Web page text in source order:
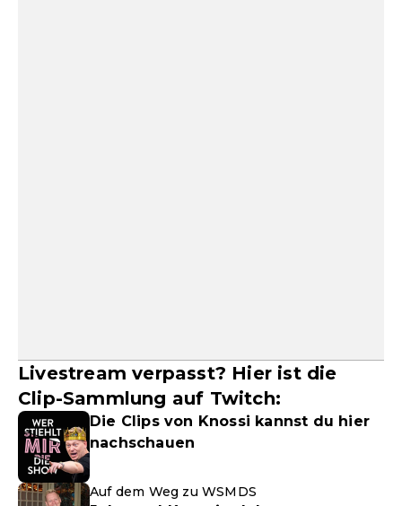
Livestream verpasst? Hier ist die
Clip-Sammlung auf Twitch:
Die Clips von Knossi kannst du hier
nachschauen
Auf dem Weg zu WSMDS